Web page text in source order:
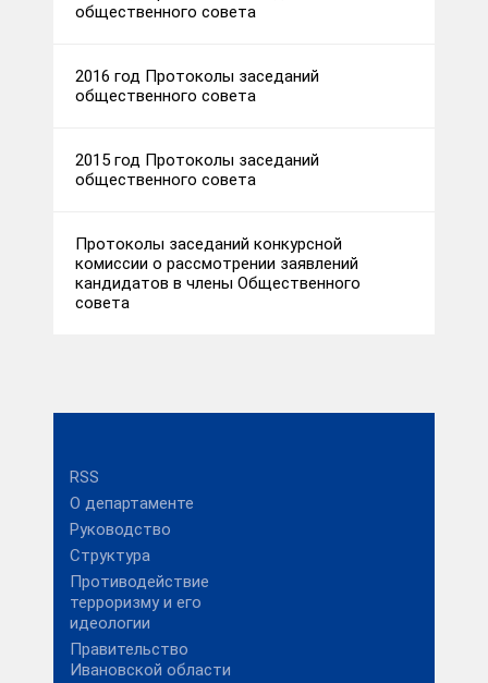
общественного совета
2016 год Протоколы заседаний
общественного совета
2015 год Протоколы заседаний
общественного совета
Протоколы заседаний конкурсной
комиссии о рассмотрении заявлений
кандидатов в члены Общественного
совета
RSS
О департаменте
Руководство
Структура
Противодействие
терроризму и его
идеологии
Правительство
Ивановской области